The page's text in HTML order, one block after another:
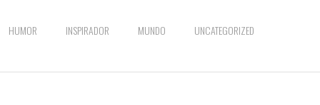
HUMOR INSPIRADOR MUNDO UNCATEGORIZED